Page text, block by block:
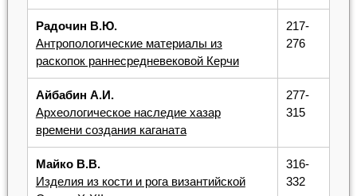
Радочин В.Ю.
Антропологические материалы из
раскопок раннесредневековой Керчи
217-
276
Айбабин А.И.
Археологическое наследие хазар
времени создания каганата
277-
315
Майко В.В.
Изделия из кости и рога византийской
316-
332